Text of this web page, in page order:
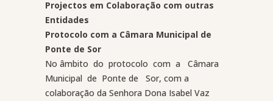
Projectos em Colaboração com outras
Entidades
Protocolo com a Câmara Municipal de
Ponte de Sor
No âmbito do protocolo com a
Câmara
Municipal de Ponte de
Sor, com a
colaboração da Senhora Dona Isabel Vaz